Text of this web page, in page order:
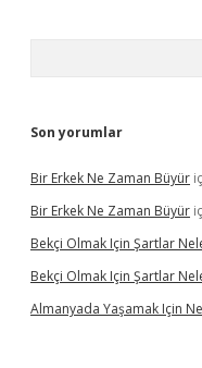
Son yorumlar
Bir Erkek Ne Zaman Büyür
Bir Erkek Ne Zaman Büyür
Bekçi Olmak Için Şartlar
Bekçi Olmak Için Şartlar
Almanyada Yaşamak Için